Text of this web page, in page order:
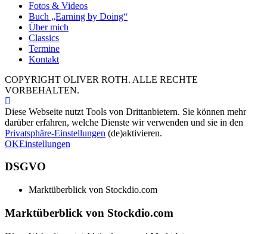
Fotos & Videos
Buch „Earning by Doing“
Über mich
Classics
Termine
Kontakt
COPYRIGHT OLIVER ROTH. ALLE RECHTE
VORBEHALTEN.
Diese Webseite nutzt Tools von Drittanbietern. Sie können mehr
darüber erfahren, welche Dienste wir verwenden und sie in den
Privatsphäre-Einstellungen (de)aktivieren.
OKEinstellungen
DSGVO
Marktüberblick von Stockdio.com
Marktüberblick von Stockdio.com